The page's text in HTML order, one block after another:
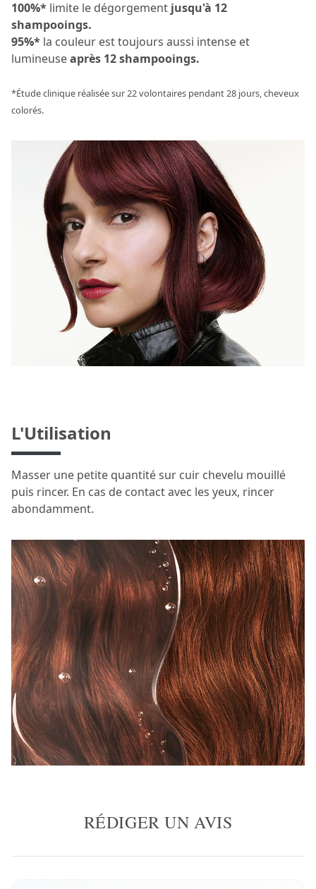
100%* limite le dégorgement jusqu'à 12
shampooings.
95%* la couleur est toujours aussi intense et
lumineuseaprès 12 shampooings.
*Étude clinique réalisée sur 22 volontaires pendant 28 jours, cheveux
colorés.
L'Utilisation
Masser une petite quantité sur cuir chevelu mouillé
puis rincer. En cas de contact avec les yeux, rincer
abondamment.
RÉDIGER UN AVIS